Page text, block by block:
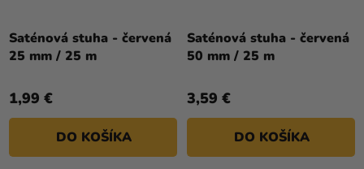
Saténová stuha - červená
25 mm / 25 m
1,99 €
DO KOŠÍKA
Saténová stuha - červená
50 mm / 25 m
3,59 €
DO KOŠÍKA